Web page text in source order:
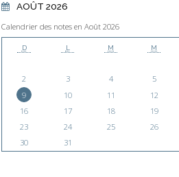
AOÛT 2026
Calendrier des notes en Août 2026
D L M M
2
3 4 5
9
10 11 12
16
17 18 19
23
24 25 26
30
31